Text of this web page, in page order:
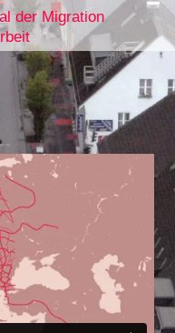
der Migration